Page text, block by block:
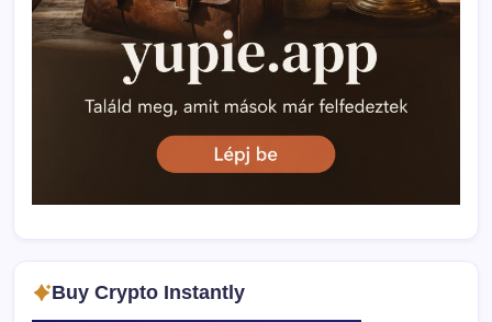
Buy Crypto Instantly